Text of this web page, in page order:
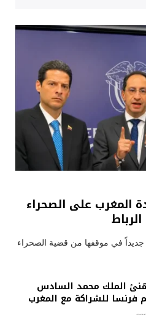
المغرب على الصحراء
جديداً في موقفها من قضية الصحراء
الملك محمد السادس
فرنسا للشراكة مع المغرب